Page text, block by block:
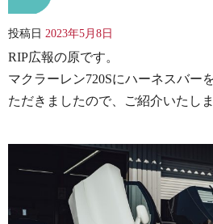
投稿日 2023年5月8日
RIP広報の原です。
マクラーレン720Sにハーネスバー
ただきましたので、ご紹介いたしま